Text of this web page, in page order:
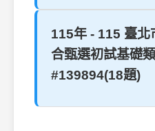
115年 - 115 臺北
合甄選初試基礎
#139894(18題)